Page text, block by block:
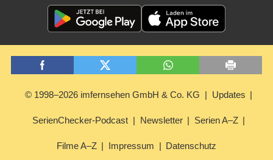
© 1998–2026 imfernsehen GmbH & Co. KG Updates
SerienChecker-Podcast Newsletter Serien A–Z
Filme A–Z Impressum Datenschutz